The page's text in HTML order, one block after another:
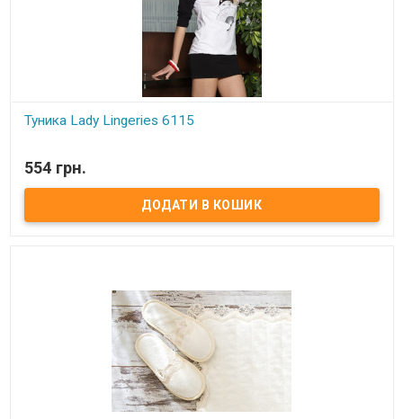
Туника Lady Lingeries 6115
Туника Lady Lingeries.
Состав:93% хлопок, 7% эластан.
ST (от 42 до 48 или от S до L)
Lady Lingeries (Турция).
554 грн.